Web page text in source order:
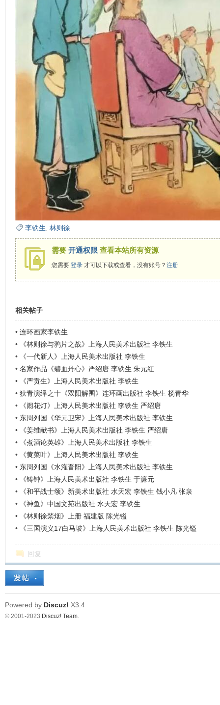
李铁生 林则徐
需要 开通权限 查看本站所有资源
您需要 登录才可以下载或查看，没有账号？ 注册
相关帖子
• 连环画家李铁生
•
《林则徐与鸦片之战》上海人民美术出版社 李铁生
•
《一代新人》上海人民美术出版社 李铁生
• 名家作品《碧血丹心》严绍唐 李铁生 朱元红
•
《严贡生》上海人民美术出版社 李铁生
• 狄青演绎之十《双阳解围》连环画出版社 李铁生 杨青华
•
《闹花灯》上海人民美术出版社 李铁生 严绍唐
• 东周列国《华元卫宋》上海人民美术出版社 李铁生
•
《姜维献书》上海人民美术出版社 李铁生 严绍唐
•
《煮酒论英雄》上海人民美术出版社 李铁生
•
《黄菜叶》上海人民美术出版社 李铁生
• 东周列国《水灌晋阳》上海人民美术出版社 李铁生
•
《铸钟》上海人民美术出版社 李铁生 于濂元
•
《和平战士颂》新美术出版社 水天宏 李铁生 钱小凡 张泉
•
《神鱼》中国文苑出版社 水天宏 李铁生
•
《林则徐禁烟》上册 福建版 陈光镒
•
《三国演义17白马坡》上海人民美术出版社 李铁生 陈光镒
回复
Powered by Discuz! X3.4
© 2001-2023 Discuz! Team.